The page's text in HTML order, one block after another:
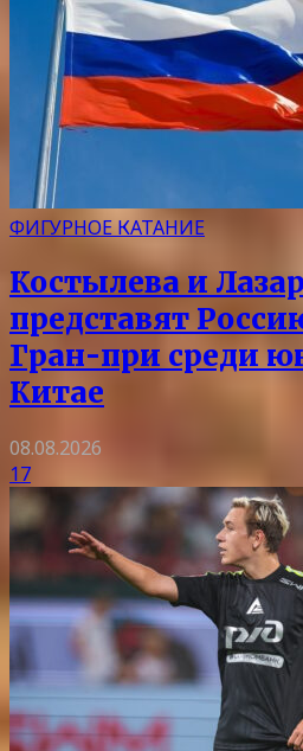
ФИГУРНОЕ КАТАНИЕ
Костылева и
представят
Гран-при среди
Китае
08.08.2026
17